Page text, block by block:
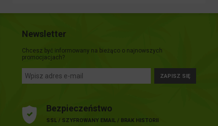
Newsletter
Chcesz być informowany na bieżąco o najnowszych
promocjacjach?
ZAPISZ SIĘ
Bezpieczeństwo
SSL / SZYFROWANY EMAIL / BRAK HISTORII